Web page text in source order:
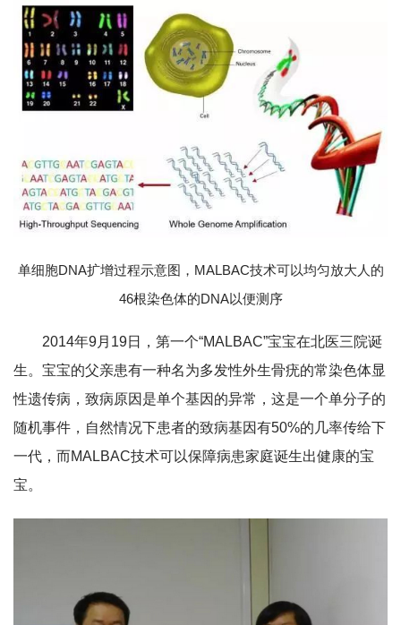
单细胞DNA扩增过程示意图，MALBAC技术可以均匀放大人的
46根染色体的DNA以便测序
2014年9月19日，第一个“MALBAC”宝宝在北医三院诞
生。宝宝的父亲患有一种名为多发性外生骨疣的常染色体显
性遗传病，致病原因是单个基因的异常，这是一个单分子的
随机事件，自然情况下患者的致病基因有50%的几率传给下
一代，而MALBAC技术可以保障病患家庭诞生出健康的宝
宝。